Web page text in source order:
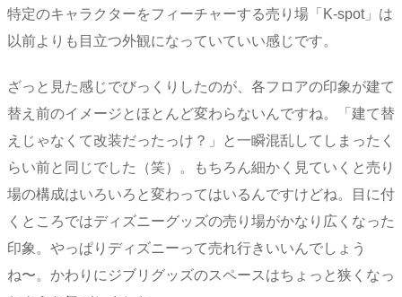
特定のキャラクターをフィーチャーする売り場「K-spot」は
以前よりも目立つ外観になっていていい感じです。
ざっと見た感じでびっくりしたのが、各フロアの印象が建て
替え前のイメージとほとんど変わらないんですね。「建て替
えじゃなくて改装だったっけ？」と一瞬混乱してしまったく
らい前と同じでした（笑）。もちろん細かく見ていくと売り
場の構成はいろいろと変わってはいるんですけどね。目に付
くところではディズニーグッズの売り場がかなり広くなった
印象。やっぱりディズニーって売れ行きいいんでしょう
ね〜。かわりにジブリグッズのスペースはちょっと狭くなっ